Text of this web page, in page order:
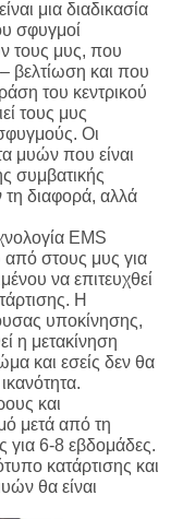
μια διαδικασία
σφυγμοί
τους μυς, που
βελτίωση και που
του κεντρικού
τους μυς
Οι
μυών που είναι
συμβατικής
τη διαφορά, αλλά
EMS
στους μυς για
να επιτευχθεί
Η
υποκίνησης,
η μετακίνηση
και εσείς δεν θα
και
μετά από τη
για 6-8 εβδομάδες.
κατάρτισης και
θα είναι